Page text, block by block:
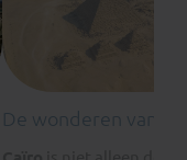
De wonderen van